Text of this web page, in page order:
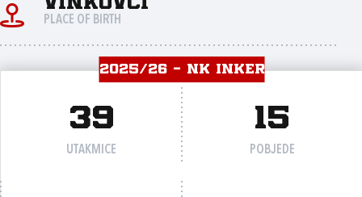
PLACE OF BIRTH
2025/26 - NK INKER
39
UTAKMICE
15
POBJEDE